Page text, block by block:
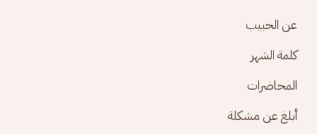
Footer menu
عن الحبيب
كلمة الشهر
المحاضرات
أبلغ عن مشكلة